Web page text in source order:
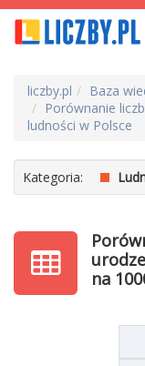
liczby.pl
Baza
Porównanie
ludności w Polsce
Kategoria:
na